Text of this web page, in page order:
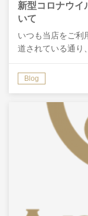
新型コロナウイ
いて
いつも当店をご利
道されている通り
ていただきます。
Blog